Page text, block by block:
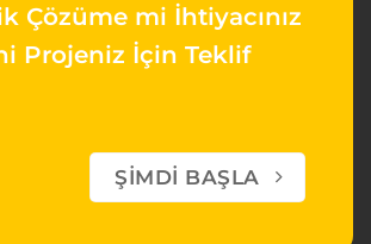
Çözüme mi İhtiyacınız
Projeniz İçin Teklif
ŞIMDI BAŞLA